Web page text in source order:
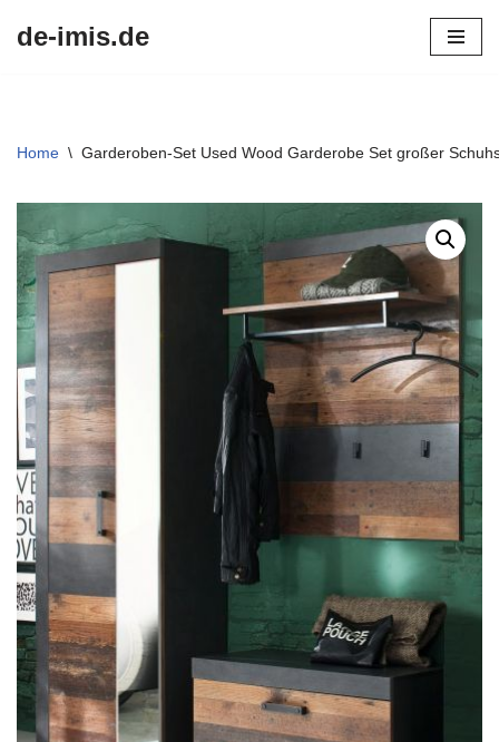
de-imis.de
Home \ Garderoben-Set Used Wood Garderobe Set großer